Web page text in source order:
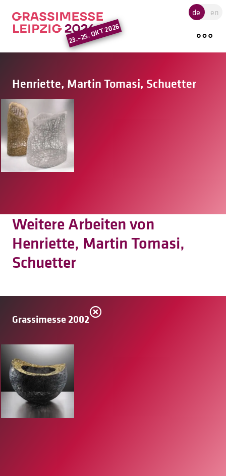
Hauptregion der Seite
23.–25. OKT 2026
de en
Henriette, Martin Tomasi, Schuetter
Weitere Arbeiten von
Henriette, Martin Tomasi,
Schuetter
Grassimesse 2002